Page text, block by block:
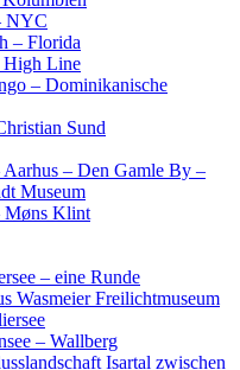
NYC
– Florida
High Line
– Dominikanische
Sund
Aarhus – Den Gamle By –
Museum
Møns Klint
– eine Runde
Wasmeier Freilichtmuseum
– Wallberg
Isartal zwischen